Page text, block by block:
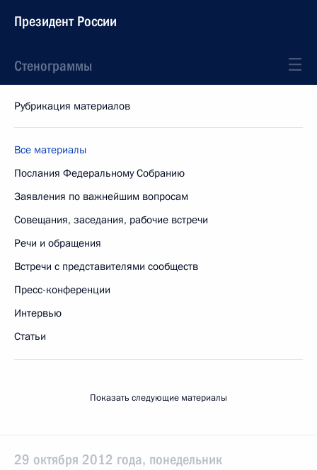
Президент России
Стенограммы
Рубрикация материалов
Все материалы
Послания Федеральному Собранию
Заявления по важнейшим вопросам
Совещания, заседания, рабочие встречи
Речи и обращения
Встречи с представителями сообществ
Пресс-конференции
Интервью
Статьи
Показать следующие материалы
29 октября 2012 года, понедельник